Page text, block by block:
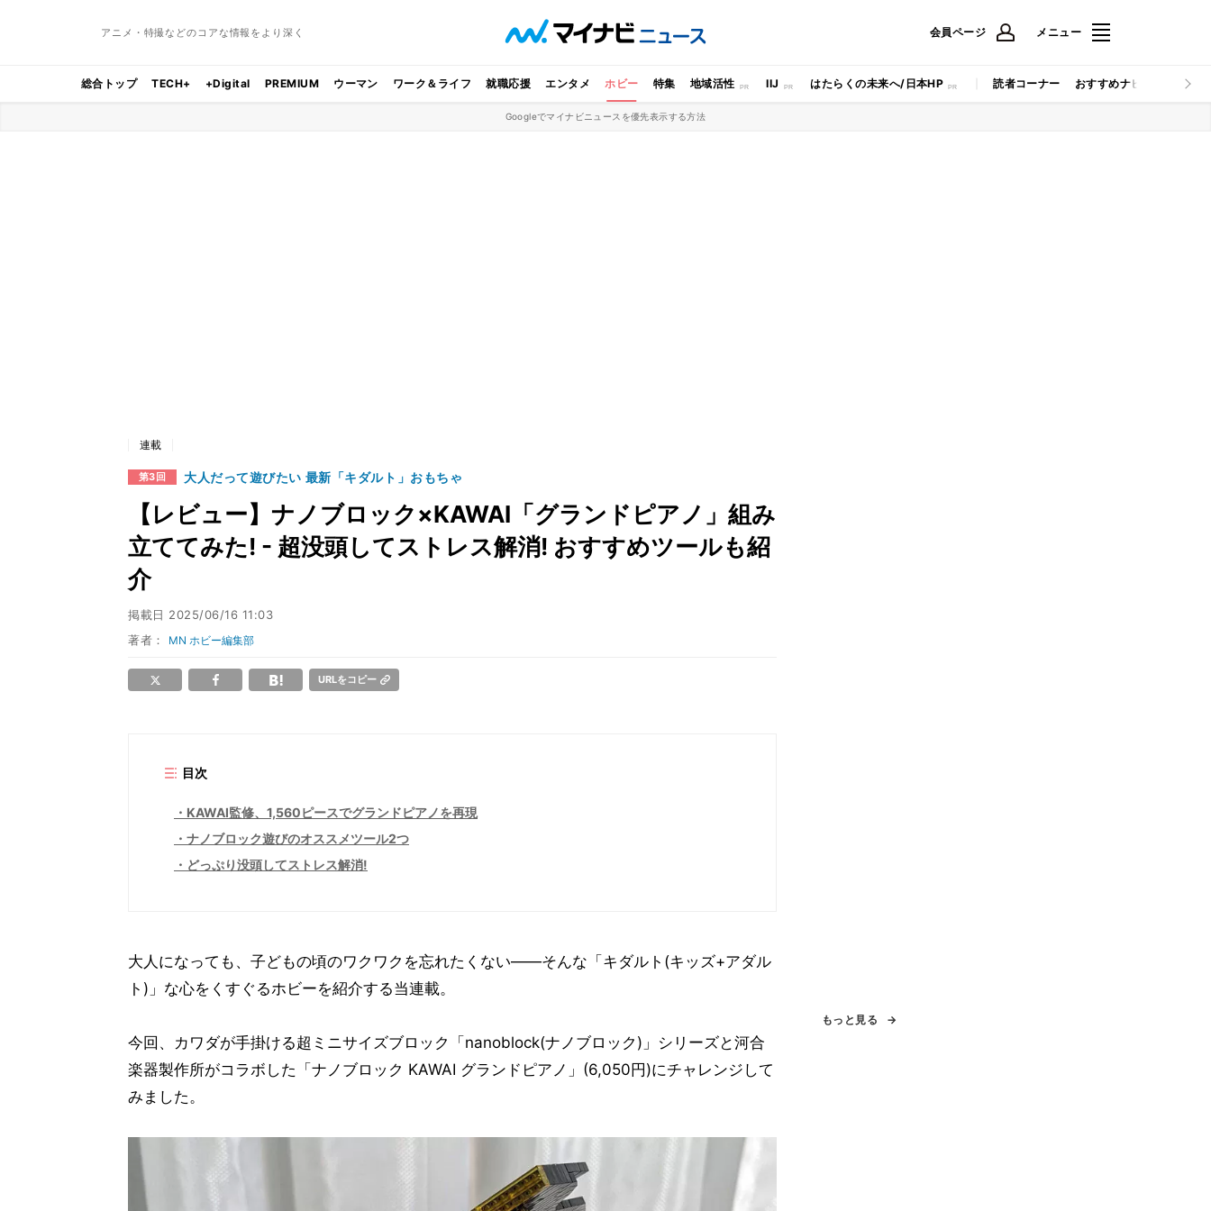
アニメ・特撮などのコアな情報をより深く 会員ページ メニュー
総合トップ TECH+ +Digital PREMIUM ウーマン ワーク＆ライフ 就職応援 エンタメ ホビー 特集 地域活性 IIJ はたらくの未来へ/日本HP 読者コーナー おすすめナビ マイナビ
Googleでマイナビニュースを優先表示する方法
連載
第3回 大人だって遊びたい 最新「キダルト」おもちゃ
【レビュー】ナノブロック×KAWAI「グランドピアノ」組み
立ててみた! - 超没頭してストレス解消! おすすめツールも紹
介
掲載日 2025/06/16 11:03
著者： MN ホビー編集部
URLをコピー
目次
KAWAI監修、1,560ピースでグランドピアノを再現
ナノブロック遊びのオススメツール2つ
どっぷり没頭してストレス解消!
大人になっても、子どもの頃のワクワクを忘れたくない——そんな「キダルト(キッズ+アダル
ト)」な心をくすぐるホビーを紹介する当連載。
今回、カワダが手掛ける超ミニサイズブロック「nanoblock(ナノブロック)」シリーズと河合
楽器製作所がコラボした「ナノブロック KAWAI グランドピアノ」(6,050円)にチャレンジして
みました。
もっと見る